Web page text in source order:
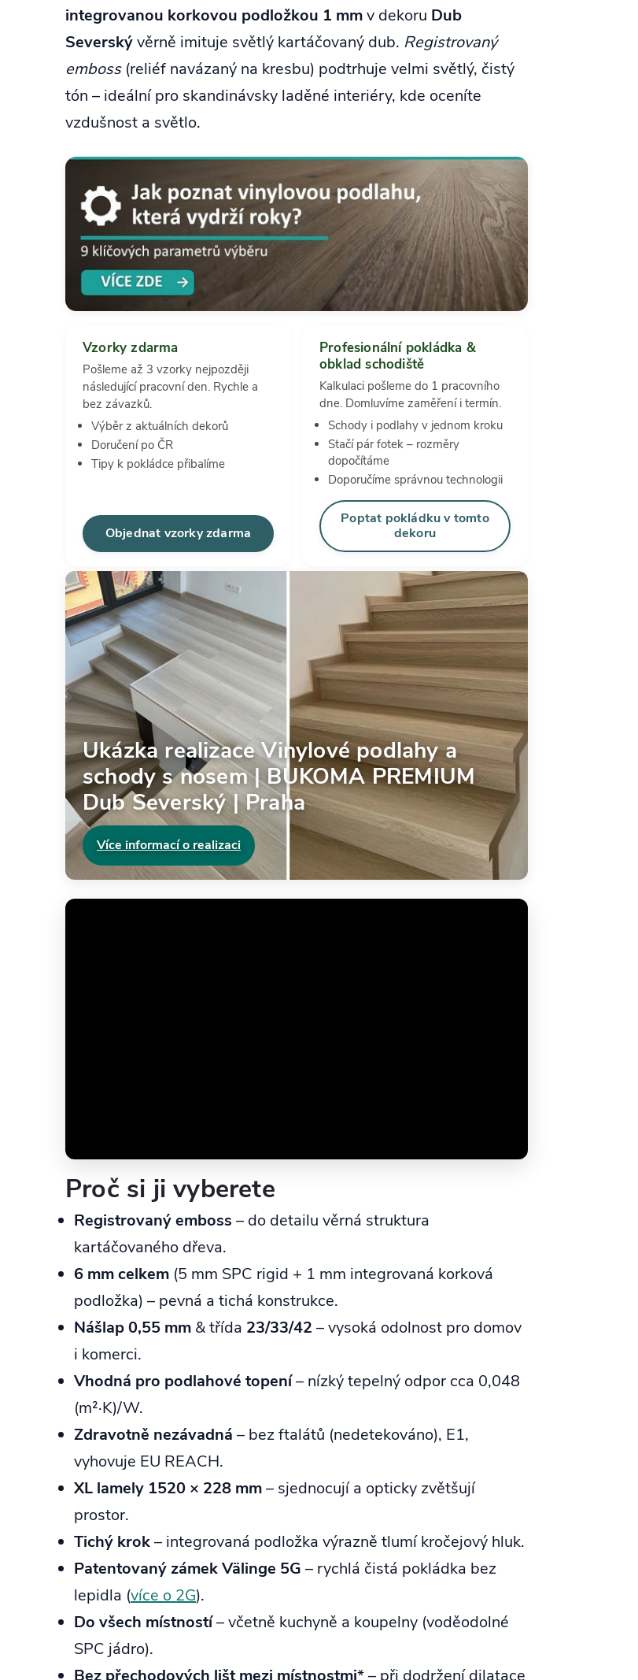
integrovanou korkovou podložkou 1 mmv dekoru Dub
Severskývěrně imituje světlý kartáčovaný dub. Registrovaný
emboss(reliéf navázaný na kresbu) podtrhuje velmi světlý, čistý
tón – ideální pro skandinávsky laděné interiéry, kde oceníte
vzdušnost a světlo.
Vzorky zdarma
Pošleme až 3 vzorky nejpozději
následující pracovní den. Rychle a
bez závazků.
Výběr z aktuálních dekorů
Doručení po ČR
Tipy k pokládce přibalíme
Objednat vzorky zdarma
Profesionální pokládka &
obklad schodiště
Kalkulaci pošleme do 1 pracovního
dne. Domluvíme zaměření i termín.
Schody i podlahy v jednom kroku
Stačí pár fotek – rozměry
dopočítáme
Doporučíme správnou technologii
Poptat pokládku v tomto
dekoru
Ukázka realizace Vinylové podlahy a
schody s nosem | BUKOMA PREMIUM
Dub Severský | Praha
Více informací o realizaci
Proč si ji vyberete
Registrovaný emboss – do detailu věrná struktura
kartáčovaného dřeva.
6 mm celkem (5 mm SPC rigid + 1 mm integrovaná korková
podložka) – pevná a tichá konstrukce.
Nášlap 0,55 mm & třída 23/33/42 – vysoká odolnost pro domov
i komerci.
Vhodná pro podlahové topení– nízký tepelný odpor cca 0,048
(m²·K)/W.
Zdravotně nezávadná – bez ftalátů (nedetekováno), E1,
vyhovuje EU REACH.
XL lamely 1520 × 228 mm– sjednocují a opticky zvětšují
prostor.
Tichý krok– integrovaná podložka výrazně tlumí kročejový hluk.
Patentovaný zámek Välinge 5G – rychlá čistá pokládka bez
lepidla (více o 2G).
Do všech místností– včetně kuchyně a koupelny (voděodolné
SPC jádro).
Bez přechodových lišt mezi místnostmi* – při dodržení dilatace